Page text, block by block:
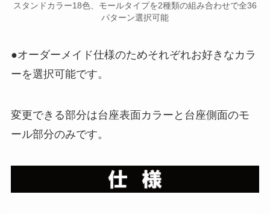
スタンドカラー18色、モールタイプを2種類の組み合わせで全36
パターン選択可能
●オーダーメイド仕様のためそれぞれお好きなカラ
ーを選択可能です。
変更できる部分は台座表面カラーと台座側面のモ
ール部分のみです。